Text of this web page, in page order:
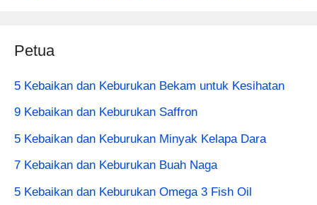
Petua
5 Kebaikan dan Keburukan Bekam untuk Kesihatan
9 Kebaikan dan Keburukan Saffron
5 Kebaikan dan Keburukan Minyak Kelapa Dara
7 Kebaikan dan Keburukan Buah Naga
5 Kebaikan dan Keburukan Omega 3 Fish Oil